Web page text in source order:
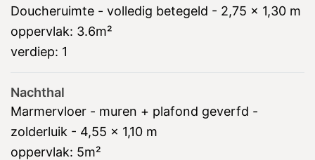
Doucheruimte - volledig betegeld - 2,75 x 1,30 m
oppervlak: 3.6m²
verdiep: 1
Nachthal
Marmervloer - muren + plafond geverfd -
zolderluik - 4,55 x 1,10 m
oppervlak: 5m²